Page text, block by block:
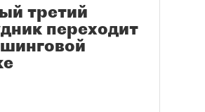
третий
переходит